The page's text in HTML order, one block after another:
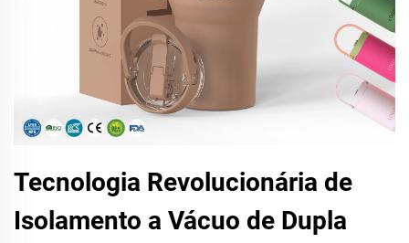
Tecnologia Revolucionária de
Isolamento a Vácuo de Dupla